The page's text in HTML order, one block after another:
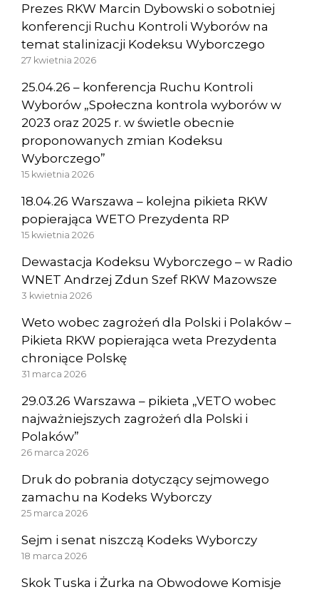
Prezes RKW Marcin Dybowski o sobotniej
konferencji Ruchu Kontroli Wyborów na
temat stalinizacji Kodeksu Wyborczego
27 kwietnia 2026
25.04.26 – konferencja Ruchu Kontroli
Wyborów „Społeczna kontrola wyborów w
2023 oraz 2025 r. w świetle obecnie
proponowanych zmian Kodeksu
Wyborczego”
15 kwietnia 2026
18.04.26 Warszawa – kolejna pikieta RKW
popierająca WETO Prezydenta RP
15 kwietnia 2026
Dewastacja Kodeksu Wyborczego – w Radio
WNET Andrzej Zdun Szef RKW Mazowsze
3 kwietnia 2026
Weto wobec zagrożeń dla Polski i Polaków –
Pikieta RKW popierająca weta Prezydenta
chroniące Polskę
31 marca 2026
29.03.26 Warszawa – pikieta „VETO wobec
najważniejszych zagrożeń dla Polski i
Polaków”
26 marca 2026
Druk do pobrania dotyczący sejmowego
zamachu na Kodeks Wyborczy
25 marca 2026
Sejm i senat niszczą Kodeks Wyborczy
18 marca 2026
Skok Tuska i Żurka na Obwodowe Komisje